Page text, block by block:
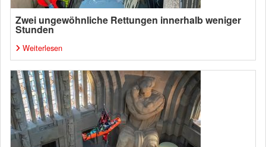
Zwei ungewöhnliche Rettungen innerhalb weniger
Stunden
Weiterlesen